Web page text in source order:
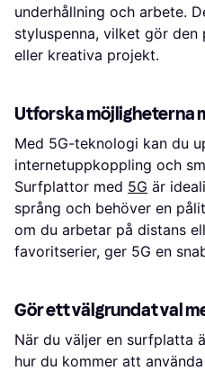
underhållning och arbete.
styluspenna, vilket gör
eller kreativa projekt.
Utforska möjligheterna
Med 5G-teknologi kan du
internetuppkoppling och
Surfplattor med 5G är
språng och behöver en
om du arbetar på distans
favoritserier, ger 5G en
Gör ett välgrundat val
När du väljer en surfplatta
hur du kommer att